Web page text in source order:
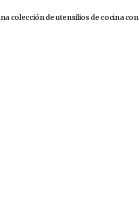
colección de utensilios de cocina